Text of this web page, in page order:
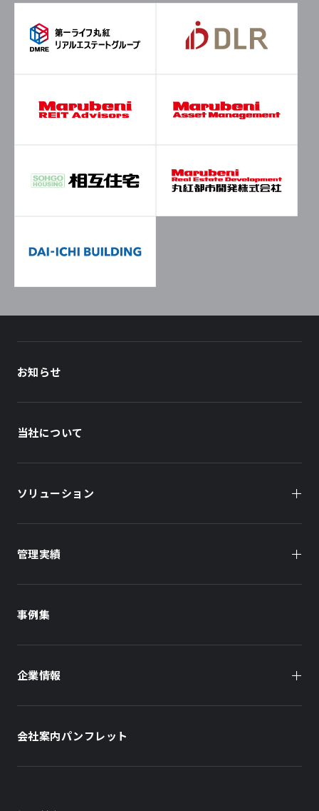
お知らせ
当社について
ソリューション
オーナー様向け
オフィスビル
住まい（社宅・賃貸住宅）
学校・教育施設
不動産開発をご検討の方へ
管理実績
住まい（賃貸住宅）
事例集
企業情報
会社案内パンフレット